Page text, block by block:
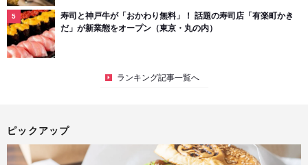
寿司と神戸牛が「おかわり無料」！ 話題の寿司店「有楽町かき
だ」が新業態をオープン（東京・丸の内）
ランキング記事一覧へ
ピックアップ